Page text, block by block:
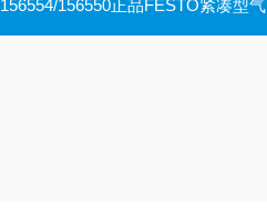
156554/156550正品FESTO紧凑型气缸ADVU-50-30-P-A价格好